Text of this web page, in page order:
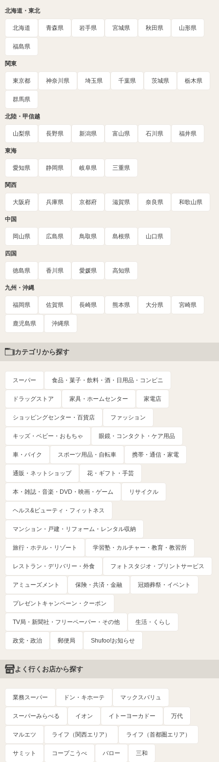
北海道・東北
北海道 青森県 岩手県 宮城県 秋田県 山形県
福島県
関東
東京都 神奈川県 埼玉県 千葉県 茨城県 栃木県
群馬県
北陸・甲信越
山梨県 長野県 新潟県 富山県 石川県 福井県
東海
愛知県 静岡県 岐阜県 三重県
関西
大阪府 兵庫県 京都府 滋賀県 奈良県 和歌山県
中国
岡山県 広島県 鳥取県 島根県 山口県
四国
徳島県 香川県 愛媛県 高知県
九州・沖縄
福岡県 佐賀県 長崎県 熊本県 大分県 宮崎県
鹿児島県 沖縄県
カテゴリから探す
スーパー 食品・菓子・飲料・酒・日用品・コンビニ
ドラッグストア 家具・ホームセンター 家電店
ショッピングセンター・百貨店 ファッション
キッズ・ベビー・おもちゃ 眼鏡・コンタクト・ケア用品
車・バイク スポーツ用品・自転車 携帯・通信・家電
通販・ネットショップ 花・ギフト・手芸
本・雑誌・音楽・DVD・映画・ゲーム リサイクル
ヘルス&ビューティ・フィットネス
マンション・戸建・リフォーム・レンタル収納
旅行・ホテル・リゾート 学習塾・カルチャー・教育・教習所
レストラン・デリバリー・外食 フォトスタジオ・プリントサービス
アミューズメント 保険・共済・金融 冠婚葬祭・イベント
プレゼントキャンペーン・クーポン
TV局・新聞社・フリーペーパー・その他 生活・くらし
政党・政治 郵便局 Shufoo!お知らせ
よく行くお店から探す
業務スーパー ドン・キホーテ マックスバリュ
スーパーみらべる イオン イトーヨーカドー 万代
マルエツ ライフ（関西エリア） ライフ（首都圏エリア）
サミット コープこうべ バロー 三和